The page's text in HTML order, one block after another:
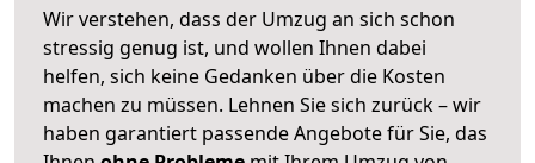
Wir verstehen, dass der Umzug an sich schon
stressig genug ist, und wollen Ihnen dabei
helfen, sich keine Gedanken über die Kosten
machen zu müssen. Lehnen Sie sich zurück – wir
haben garantiert passende Angebote für Sie, das